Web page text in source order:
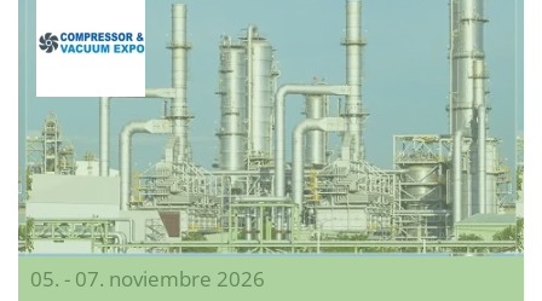
05. - 07. noviembre 2026